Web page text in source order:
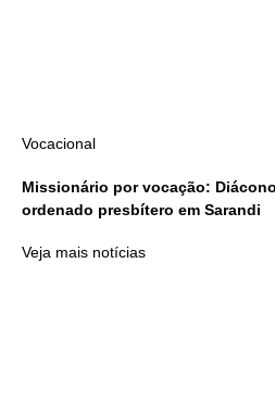
Vocacional
Missionário por vocação:
ordenado presbítero em Sarandi
Veja mais notícias